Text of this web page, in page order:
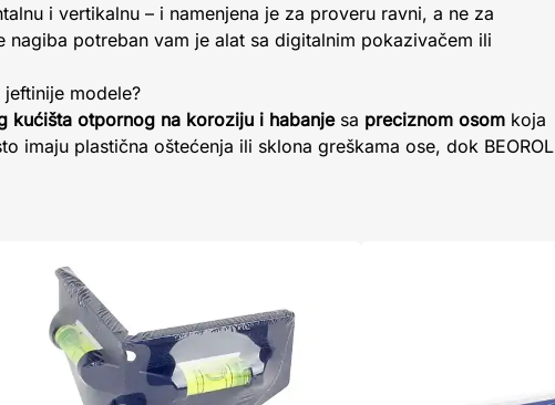
i vertikalnu – i namenjena je za proveru ravni, a ne za
potreban vam je alat sa digitalnim pokazivačem ili
modele?
kućišta otpornog na koroziju i habanjesa preciznom osom koja
imaju plastična oštećenja ili sklona greškama ose, dok BEOROL